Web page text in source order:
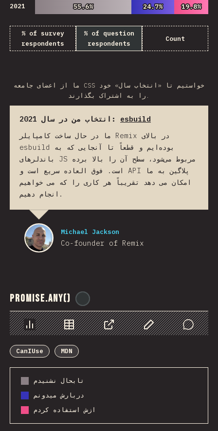
2021 55.6%
55.6% 24.7%
24.7% 19.8%
19.8%
% of survey
respondents
% of question
respondents
Count
ما از اعضای جامعه CSS خواستیم تا «انتخاب سال» خود
را به اشتراک بگذارند.
انتخاب من در سال 2021: esbuild
ما در حال ساخت کامپایلر Remix در بالای
esbuild بوده‌ایم و قطعاً تا آنجایی که به
باندلرهای JS مربوط می‌شود، سطح آن را بالا برده
است. فوق العاده سریع است و API پلاگین به ما
امکان می دهد تقریباً هر کاری را که می خواهیم
انجام دهیم.
Michael Jackson
Co-founder of Remix
Promise.any()
Chart Data Share Customize Data
Comments
CanIUse
MDN
تابحال نشنیدم
دربارش میدونم
ازش استفاده کردم